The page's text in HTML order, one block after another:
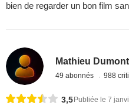
bien de regarder un bon film
Mathieu
49 abonnés 988
3,5 Publiée le 7